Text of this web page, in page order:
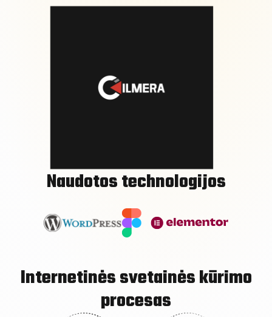
Naudotos technologijos
Internetinės svetainės kūrimo
procesas